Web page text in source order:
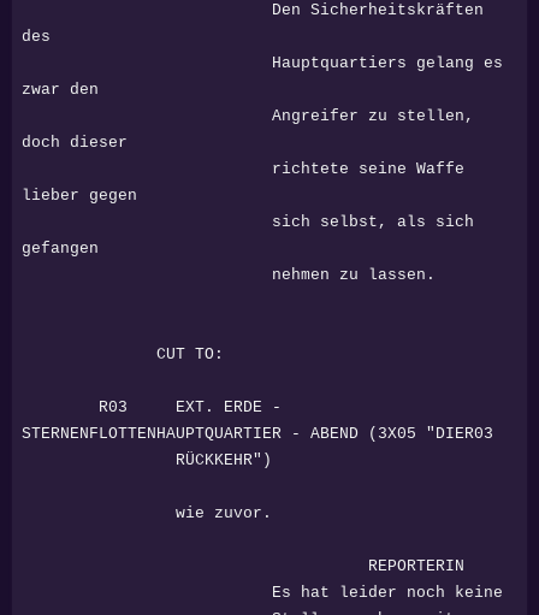
Den Sicherheitskräften
des
Hauptquartiers gelang es
zwar den
Angreifer zu stellen,
doch dieser
richtete seine Waffe
lieber gegen
sich selbst, als sich
gefangen
nehmen zu lassen.
CUT TO:
R03 EXT. ERDE -
STERNENFLOTTENHAUPTQUARTIER - ABEND (3X05 "DIER03
RÜCKKEHR")
wie zuvor.
REPORTERIN
Es hat leider noch keine